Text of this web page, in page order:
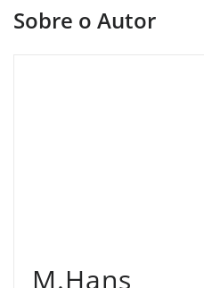
Sobre o Autor
M.Hans